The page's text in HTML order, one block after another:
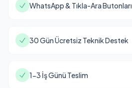
WhatsApp & Tıkla-Ara Butonları
30 Gün Ücretsiz Teknik Destek
1-3 İş Günü Teslim